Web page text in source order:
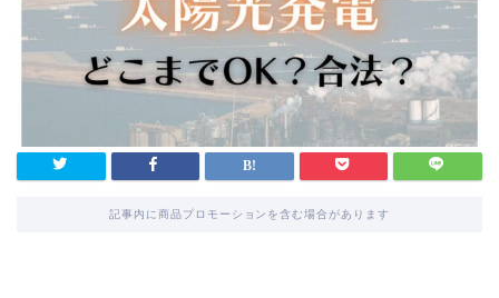
記事内に商品プロモーションを含む場合があります